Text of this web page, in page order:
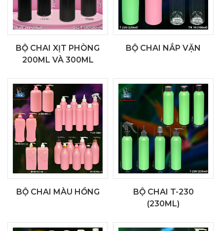
BỘ CHAI XỊT PHÒNG
200ML VÀ 300ML
BỘ CHAI NẮP VẶN
BỘ CHAI MÀU HỒNG
BỘ CHAI T-230
(230ML)